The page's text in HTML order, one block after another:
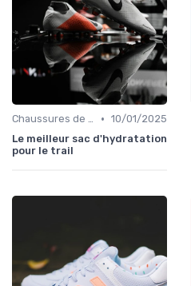
Chaussures de Randonnée • 10/01/2025
Le meilleur sac d'hydratation
pour le trail